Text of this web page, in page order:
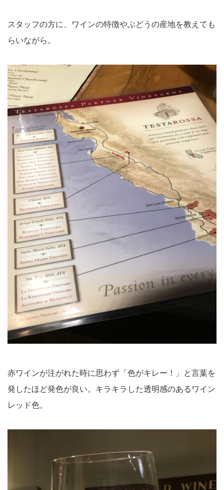
スタッフの方に、ワインの特徴やぶどうの産地を教えても
らいながら。
赤ワインが注がれた時に思わず「色がキレー！」と言葉を
発したほど発色が良い。キラキラした透明感のあるワイン
レッド色。